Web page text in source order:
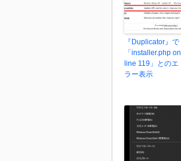
『Duplicator』で
「installer.php on
line 119」とのエ
ラー表示